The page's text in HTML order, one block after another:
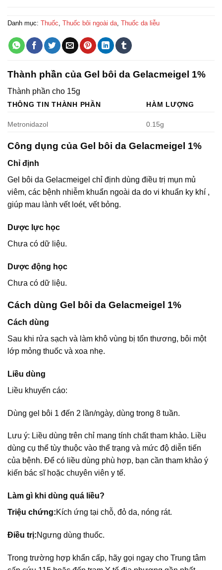
Danh mục: Thuốc Thuốc bôi ngoài da Thuốc da liễu
Thành phần của Gel bôi da Gelacmeigel 1%
Thành phần cho 15g
THÔNG TIN THÀNH PHẦN HÀM LƯỢNG
Metronidazol 0.15g
Công dụng của Gel bôi da Gelacmeigel 1%
Chỉ định
Gel bôi da Gelacmeigel chỉ định dùng điều trị mụn mủ
viêm, các bệnh nhiễm khuẩn ngoài da do vi khuẩn ky khí ,
giúp mau lành vết loét, vết bỏng.
Dược lực học
Chưa có dữ liệu.
Dược động học
Chưa có dữ liệu.
Cách dùng Gel bôi da Gelacmeigel 1%
Cách dùng
Sau khi rửa sạch và làm khô vùng bị tổn thương, bôi một
lớp mỏng thuốc và xoa nhẹ.
Liều dùng
Liều khuyến cáo:
Dùng gel bôi 1 đến 2 lần/ngày, dùng trong 8 tuần.
Lưu ý: Liều dùng trên chỉ mang tính chất tham khảo. Liều
dùng cụ thể tùy thuộc vào thể trạng và mức độ diễn tiến
của bệnh. Để có liều dùng phù hợp, bạn cần tham khảo ý
kiến bác sĩ hoặc chuyên viên y tế.
Làm gì khi dùng quá liều?
Triệu chứng:Kích ứng tại chỗ, đỏ da, nóng rát.
Điều trị:Ngưng dùng thuốc.
Trong trường hợp khẩn cấp, hãy gọi ngay cho Trung tâm